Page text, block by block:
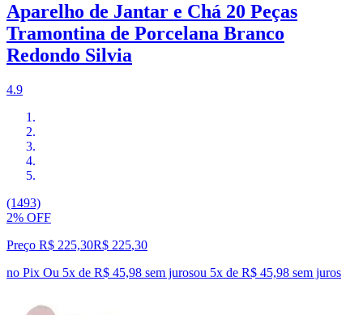
Aparelho de Jantar e Chá 20 Peças
Tramontina de Porcelana Branco
Redondo Silvia
4.9
(1493)
2% OFF
Preço R$ 225,30R$ 225,30
no Pix Ou 5x de R$ 45,98 sem jurosou 5x de R$ 45,98 sem juros